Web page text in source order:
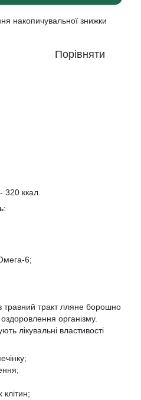
накопичувальної знижки
Порівняти
320 ккал.
6;
травний тракт лляне борошно
організму.
лікувальні властивості